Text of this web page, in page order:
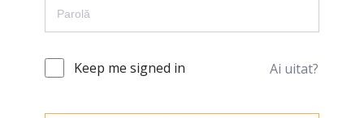
Keep me signed in Ai uitat?